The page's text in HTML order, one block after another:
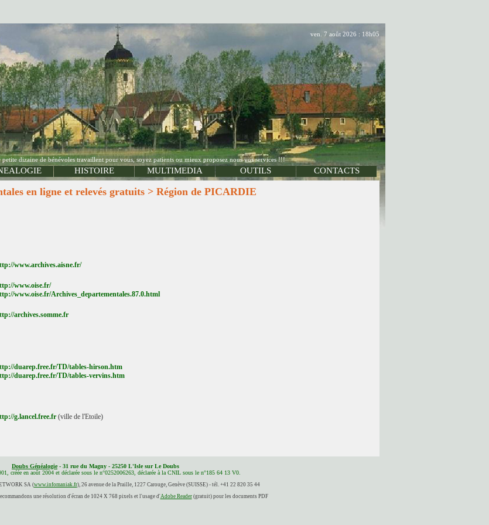
ven. 7 août 2026 : 18h05
dizaine de bénévoles travaillent pour vous, soyez patients ou mieux proposez nous vos services !!!
HISTOIRE MULTIMEDIA OUTILS CONTACTS
en ligne et relevés gratuits > Région de PICARDIE
www.archives.aisne.fr/
www.oise.fr/
www.oise.fr/Archives_departementales.87.0.html
archives.somme.fr
duarep.free.fr/TD/tables-hirson.htm
duarep.free.fr/TD/tables-vervins.htm
g.lancel.free.fr (ville de l'Etoile)
Doubs Généalogie- 31 rue du Magny - 25250 L'Isle sur Le Doubs
créée en août 2004 et déclarée sous le n°0252006263, déclarée à la CNIL sous le n°185 64 13 V0.
SA (www.infomaniak.fr), 26 avenue de la Praille, 1227 Carouge, Genève (SUISSE) - tél. +41 22 820 35 44
une résolution d'écran de 1024 X 768 pixels et l'usage d'Adobe Reader(gratuit) pour les documents PDF